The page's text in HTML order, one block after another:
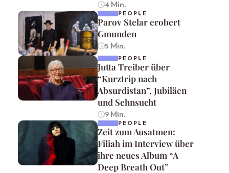
4 Min.
PEOPLE
Parov Stelar erobert
Gmunden
5 Min.
PEOPLE
Jutta Treiber über
“Kurztrip nach
Absurdistan”, Jubiläen
und Sehnsucht
9 Min.
PEOPLE
Zeit zum Ausatmen:
Filiah im Interview über
ihre neues Album “A
Deep Breath Out”